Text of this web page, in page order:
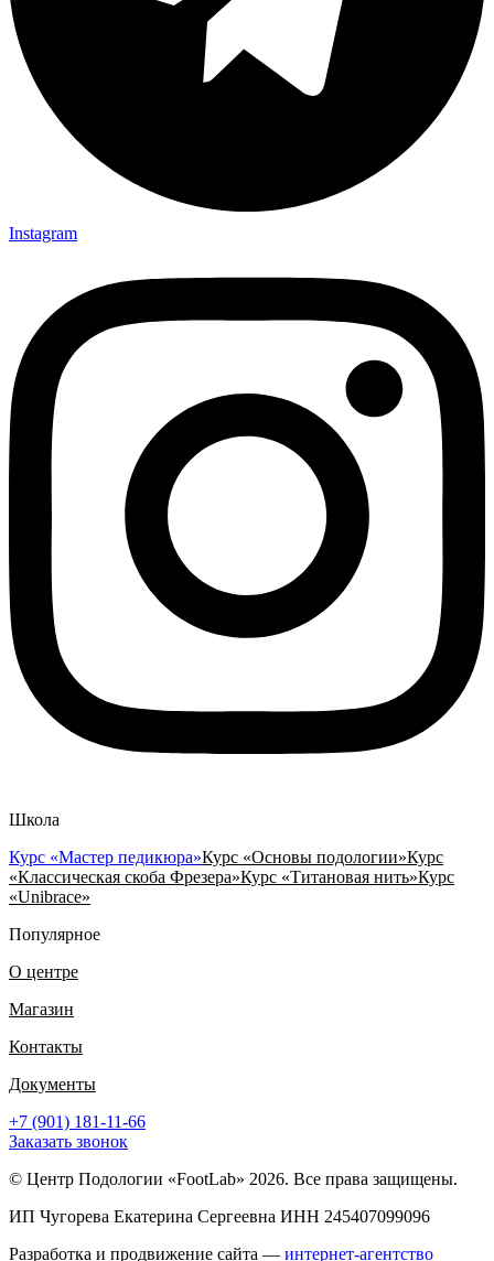
Instagram
Школа
Курс «Мастер педикюра»Курс «Основы подологии»Курс
«Классическая скоба Фрезера»Курс «Титановая нить»Курс
«Unibrace»
Популярное
О центре
Магазин
Контакты
Документы
+7 (901) 181-11-66
Заказать звонок
© Центр Подологии «FootLab» 2026. Все права защищены.
ИП Чугорева Екатерина Сергеевна ИНН 245407099096
Разработка и продвижение сайта — интернет-агентство